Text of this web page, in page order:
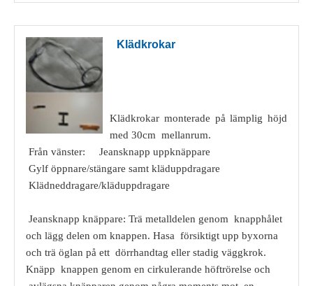
Klädkrokar
Klädkrokar monterade på lämplig höjd
med 30cm mellanrum.
Från vänster: Jeansknapp uppknäppare
Gylf öppnare/stängare samt kläduppdragare
Klädneddragare/kläduppdragare
Jeansknapp knäppare: Trä metalldelen genom knapphålet
och lägg delen om knappen. Hasa försiktigt upp byxorna
och trä öglan på ett dörrhandtag eller stadig väggkrok.
Knäpp knappen genom en cirkulerande höftrörelse och